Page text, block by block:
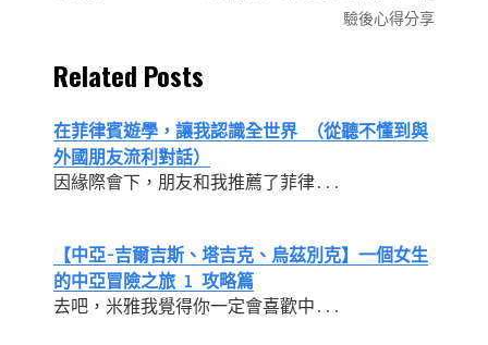
驗後心得分享
Related Posts
在菲律賓遊學，讓我認識全世界 （從聽不懂到與
外國朋友流利對話）
因緣際會下，朋友和我推薦了菲律...
【中亞-吉爾吉斯、塔吉克、烏茲別克】一個女生
的中亞冒險之旅 l 攻略篇
去吧，米雅我覺得你一定會喜歡中...